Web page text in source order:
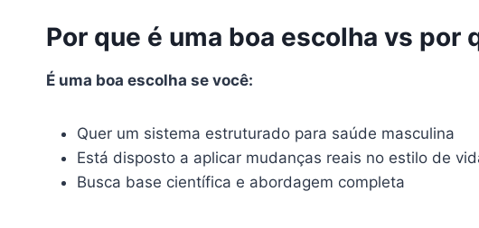
Por que é uma boa escolha vs por
É uma boa escolha se você:
Quer um sistema estruturado para saúde masculina
Está disposto a aplicar mudanças reais no estilo de
Busca base científica e abordagem completa